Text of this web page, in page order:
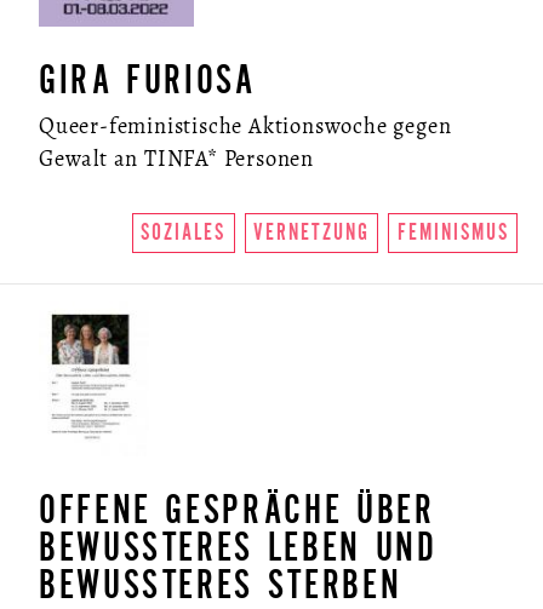
GIRA FURIOSA
Queer-feministische Aktionswoche gegen
Gewalt an TINFA* Personen
SOZIALES VERNETZUNG FEMINISMUS
OFFENE GESPRÄCHE ÜBER
BEWUSSTERES LEBEN UND
BEWUSSTERES STERBEN